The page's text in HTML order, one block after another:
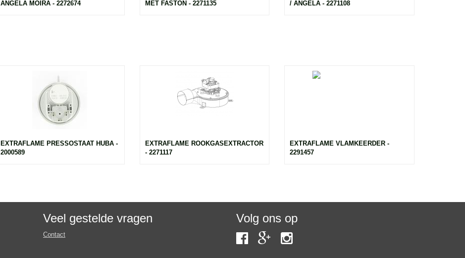
ANGELA MOIRA - 2272674
MET FASTON - 2271135
/ ANGELA - 2271108
EXTRAFLAME PRESSOSTAAT HUBA -
2000589
EXTRAFLAME ROOKGASEXTRACTOR
- 2271117
EXTRAFLAME VLAMKEERDER -
2291457
Veel gestelde vragen
Contact
Volg ons op